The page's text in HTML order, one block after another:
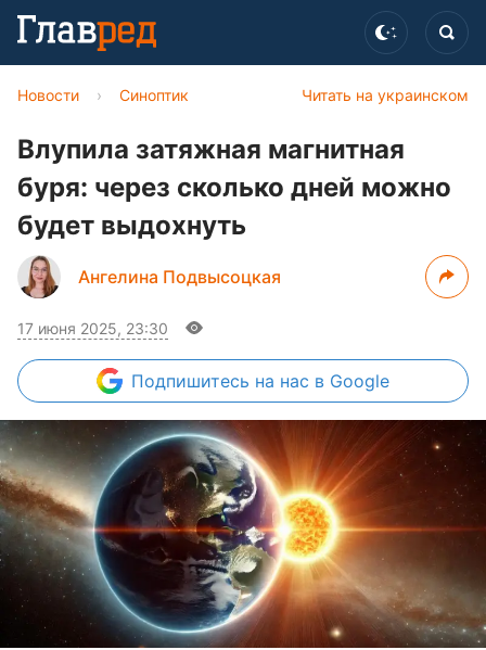
Читать на украинском
Новости › Синоптик
Влупила затяжная магнитная
буря: через сколько дней можно
будет выдохнуть
Ангелина Подвысоцкая
17 июня 2025, 23:30
Подпишитесь на нас в Google